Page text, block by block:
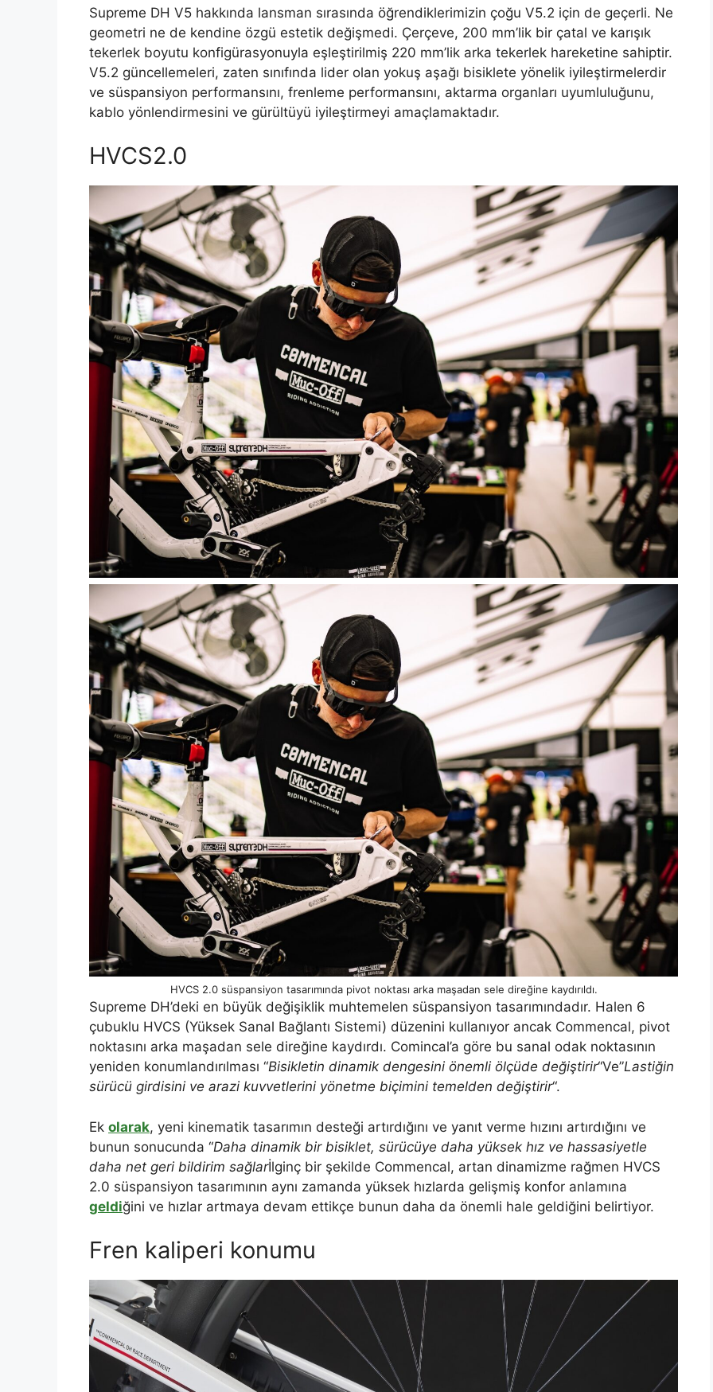
Supreme DH V5 hakkında lansman sırasında öğrendiklerimizin çoğu V5.2 için de geçerli. Ne
geometri ne de kendine özgü estetik değişmedi. Çerçeve, 200 mm’lik bir çatal ve karışık
tekerlek boyutu konfigürasyonuyla eşleştirilmiş 220 mm’lik arka tekerlek hareketine sahiptir.
V5.2 güncellemeleri, zaten sınıfında lider olan yokuş aşağı bisiklete yönelik iyileştirmelerdir
ve süspansiyon performansını, frenleme performansını, aktarma organları uyumluluğunu,
kablo yönlendirmesini ve gürültüyü iyileştirmeyi amaçlamaktadır.
HVCS2.0
HVCS 2.0 süspansiyon tasarımında pivot noktası arka maşadan sele direğine kaydırıldı.
Supreme DH’deki en büyük değişiklik muhtemelen süspansiyon tasarımındadır. Halen 6
çubuklu HVCS (Yüksek Sanal Bağlantı Sistemi) düzenini kullanıyor ancak Commencal, pivot
noktasını arka maşadan sele direğine kaydırdı. Comincal’a göre bu sanal odak noktasının
yeniden konumlandırılması “Bisikletin dinamik dengesini önemli ölçüde değiştirir“Ve”Lastiğin
sürücü girdisini ve arazi kuvvetlerini yönetme biçimini temelden değiştirir“.
Ek olarak, yeni kinematik tasarımın desteği artırdığını ve yanıt verme hızını artırdığını ve
bunun sonucunda “Daha dinamik bir bisiklet, sürücüye daha yüksek hız ve hassasiyetle
daha net geri bildirim sağlarİlginç bir şekilde Commencal, artan dinamizme rağmen HVCS
2.0 süspansiyon tasarımının aynı zamanda yüksek hızlarda gelişmiş konfor anlamına
geldiğini ve hızlar artmaya devam ettikçe bunun daha da önemli hale geldiğini belirtiyor.
Fren kaliperi konumu